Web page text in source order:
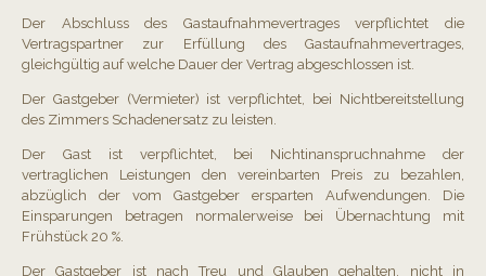
Der Abschluss des Gastaufnahmevertrages verpflichtet die
Vertragspartner zur Erfüllung des Gastaufnahmevertrages,
gleichgültig auf welche Dauer der Vertrag abgeschlossen ist.
Der Gastgeber (Vermieter) ist verpflichtet, bei Nichtbereitstellung
des Zimmers Schadenersatz zu leisten.
Der Gast ist verpflichtet, bei Nichtinanspruchnahme der
vertraglichen Leistungen den vereinbarten Preis zu bezahlen,
abzüglich der vom Gastgeber ersparten Aufwendungen. Die
Einsparungen betragen normalerweise bei Übernachtung mit
Frühstück 20 %.
Der Gastgeber ist nach Treu und Glauben gehalten, nicht in